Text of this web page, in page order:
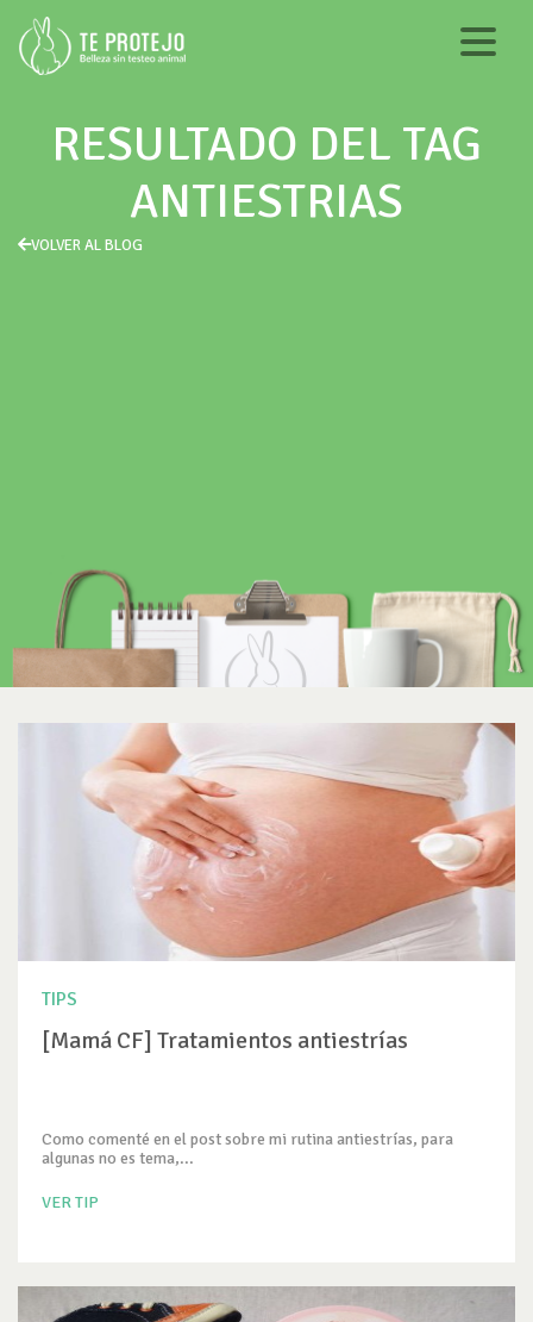
RESULTADO DEL TAG
ANTIESTRIAS
VOLVER AL BLOG
TIPS
[Mamá CF] Tratamientos antiestrías
Como comenté en el post sobre mi rutina antiestrías, para
algunas no es tema,...
VER TIP